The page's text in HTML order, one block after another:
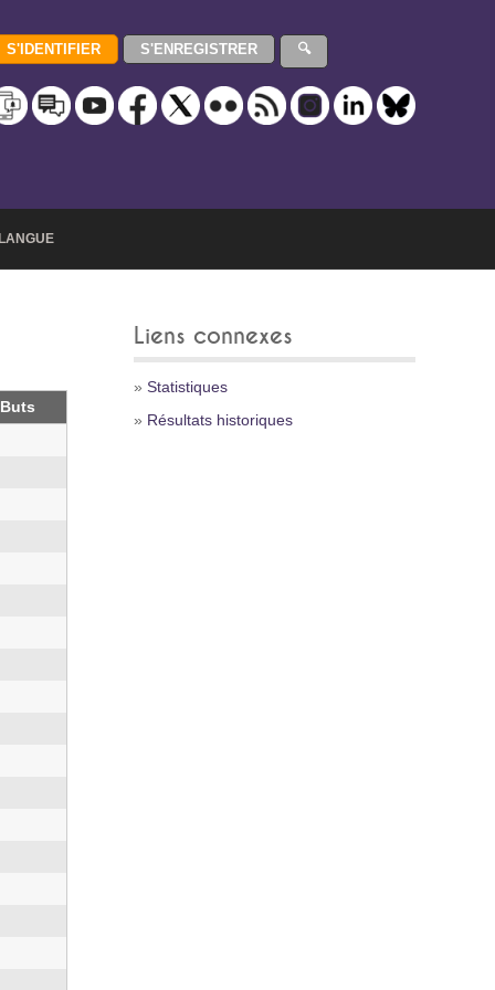
Buts
Liens connexes
» Statistiques
» Résultats historiques